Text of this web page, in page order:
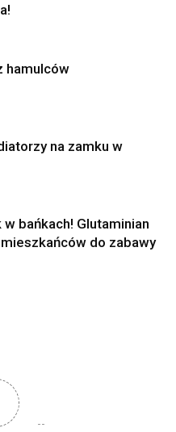
hamulców
na zamku w
w bańkach! Glutaminian
do zabawy